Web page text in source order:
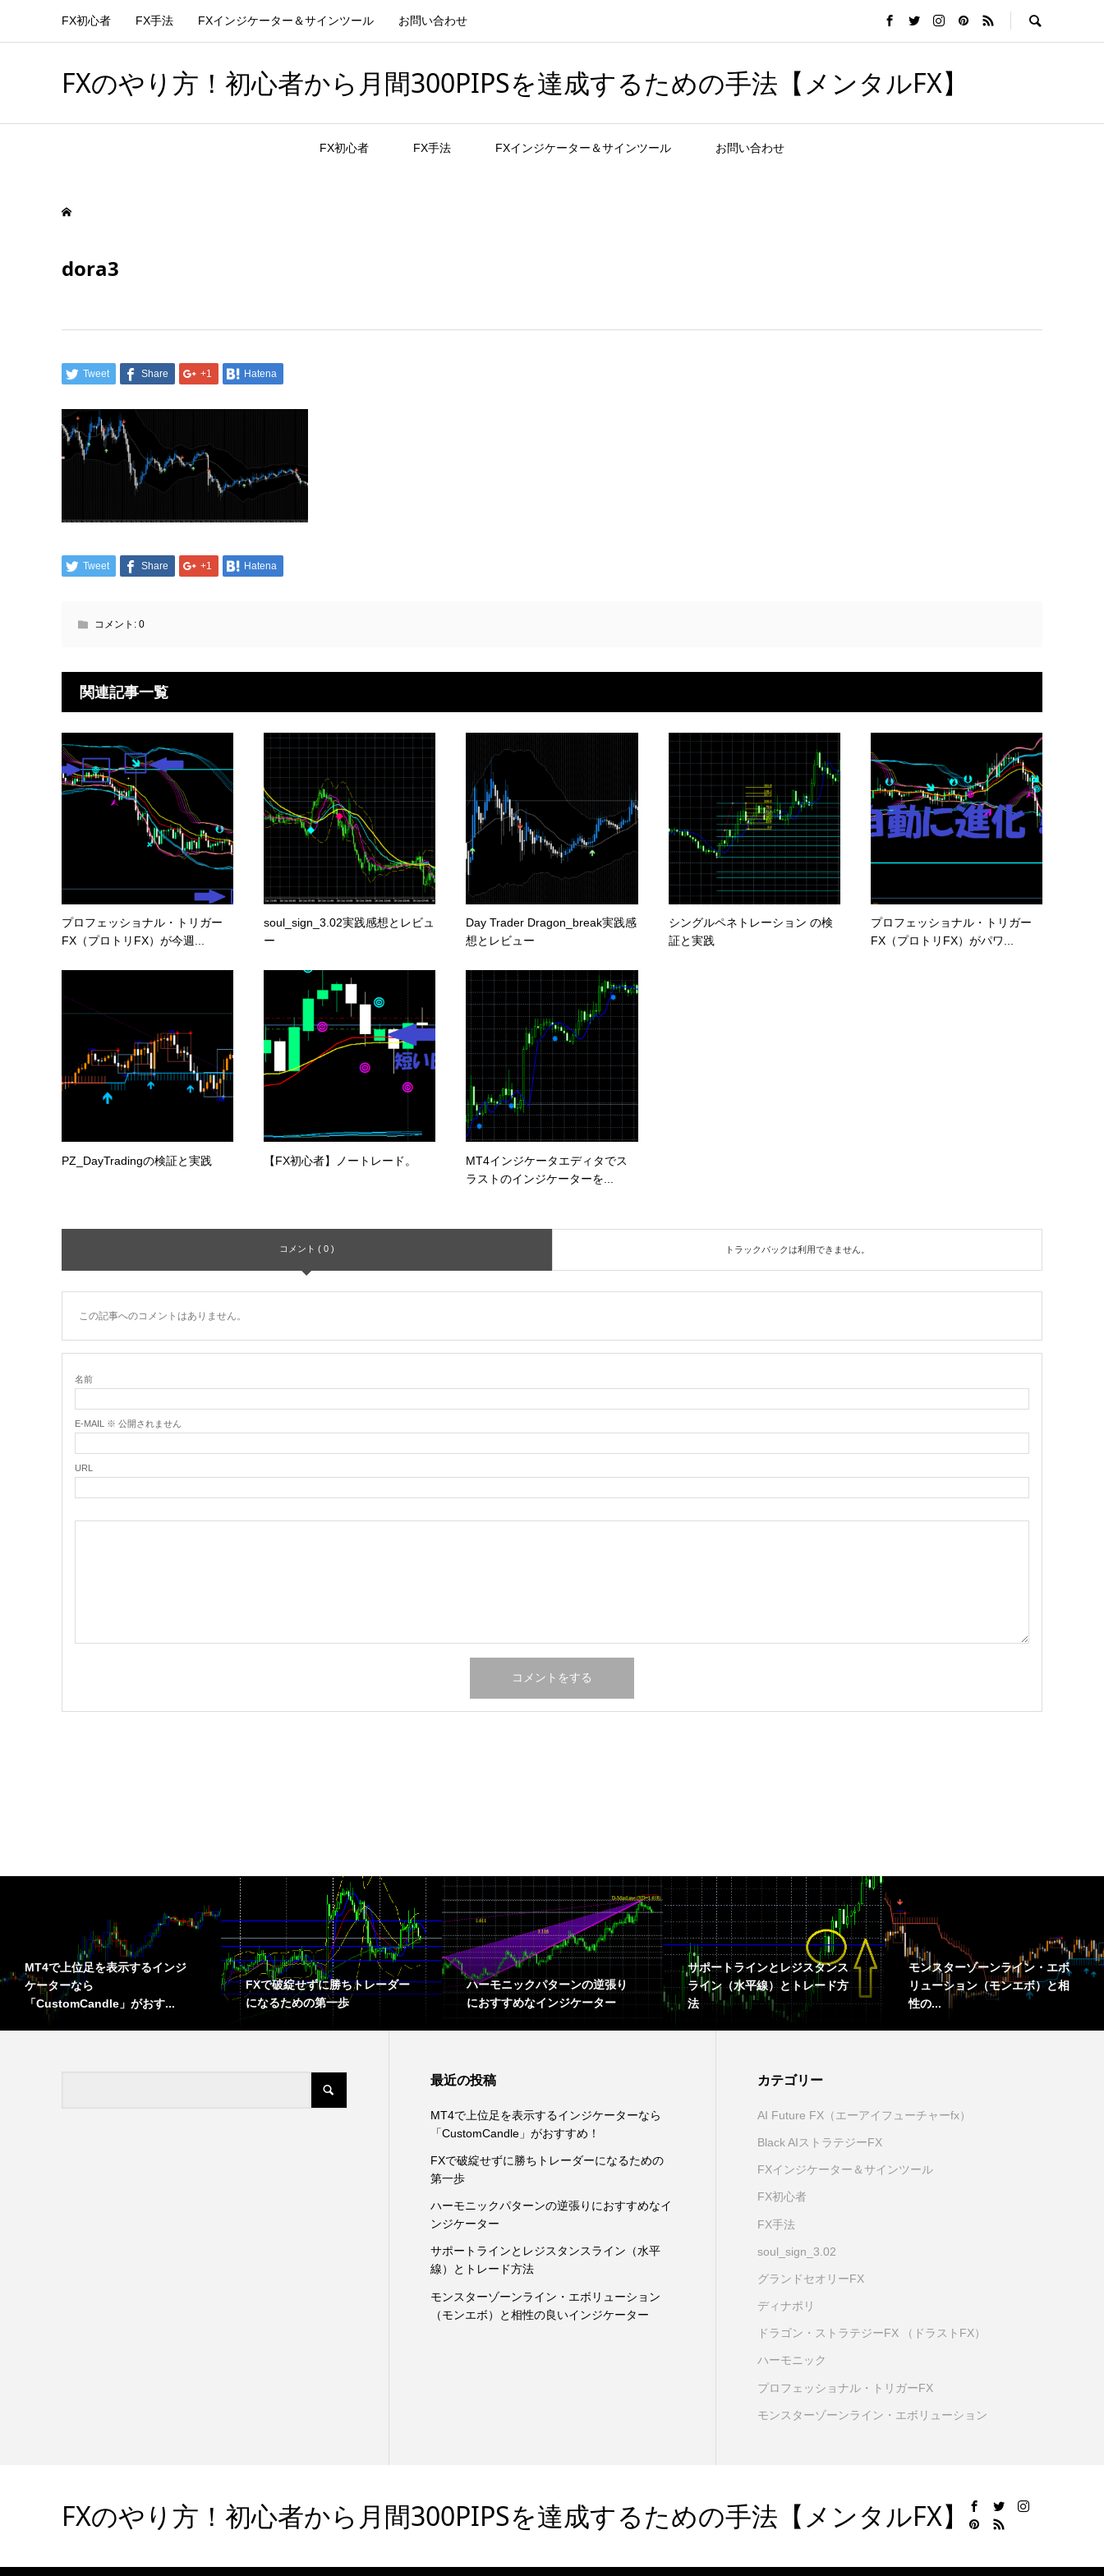
FX初心者 FX手法 FXインジケーター＆サインツール お問い合わせ
FXのやり方！初心者から月間300PIPSを達成するための手法【メンタルFX】
FX初心者 FX手法 FXインジケーター＆サインツール お問い合わせ
dora3
Tweet Share +1 Hatena
Tweet Share +1 Hatena
コメント: 0
関連記事一覧
プロフェッショナル・トリガー
FX（プロトリFX）が今週...
soul_sign_3.02実践感想とレビュ
ー
Day Trader Dragon_break実践感
想とレビュー
シングルペネトレーション の検
証と実践
プロフェッショナル・トリガー
FX（プロトリFX）がパワ...
PZ_DayTradingの検証と実践 【FX初心者】ノートレード。
MT4インジケータエディタでス
ラストのインジケーターを...
コメント ( 0 ) トラックバックは利用できません。
この記事へのコメントはありません。
名前
E-MAIL ※ 公開されません
URL
MT4で上位足を表示するインジ
ケーターなら
「CustomCandle」がおす...
FXで破綻せずに勝ちトレーダー
になるための第一歩
ハーモニックパターンの逆張り
におすすめなインジケーター
サポートラインとレジスタンス
ライン（水平線）とトレード方
法
モンスターゾーンライン・エボ
リューション（モンエボ）と相
性の...
最近の投稿
MT4で上位足を表示するインジケーターなら
「CustomCandle」がおすすめ！
FXで破綻せずに勝ちトレーダーになるための
第一歩
ハーモニックパターンの逆張りにおすすめなイ
ンジケーター
サポートラインとレジスタンスライン（水平
線）とトレード方法
モンスターゾーンライン・エボリューション
（モンエボ）と相性の良いインジケーター
カテゴリー
AI Future FX（エーアイフューチャーfx）
Black AIストラテジーFX
FXインジケーター＆サインツール
FX初心者
FX手法
soul_sign_3.02
グランドセオリーFX
ディナポリ
ドラゴン・ストラテジーFX （ドラストFX）
ハーモニック
プロフェッショナル・トリガーFX
モンスターゾーンライン・エボリューション
FXのやり方！初心者から月間300PIPSを達成するための手法【メンタルFX】